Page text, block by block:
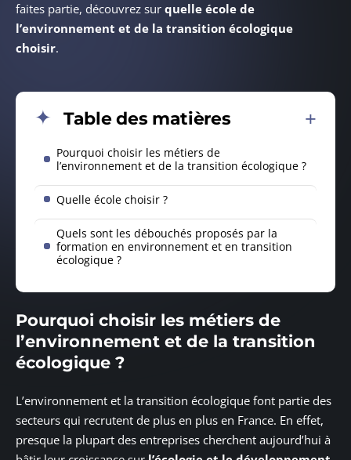
faites partie, découvrez sur quelle école de
l’environnement et de la transition écologique
choisir.
Table des matières
Pourquoi choisir les métiers de
l’environnement et de la transition écologique ?
Quelle école choisir ?
Quels sont les débouchés proposés par la
formation en environnement et en transition
écologique ?
Pourquoi choisir les métiers de
l’environnement et de la transition
écologique ?
L’environnement et la transition écologique font partie des
secteurs qui recrutent de plus en plus en France. En effet,
presque la plupart des entreprises cherchent aujourd’hui à